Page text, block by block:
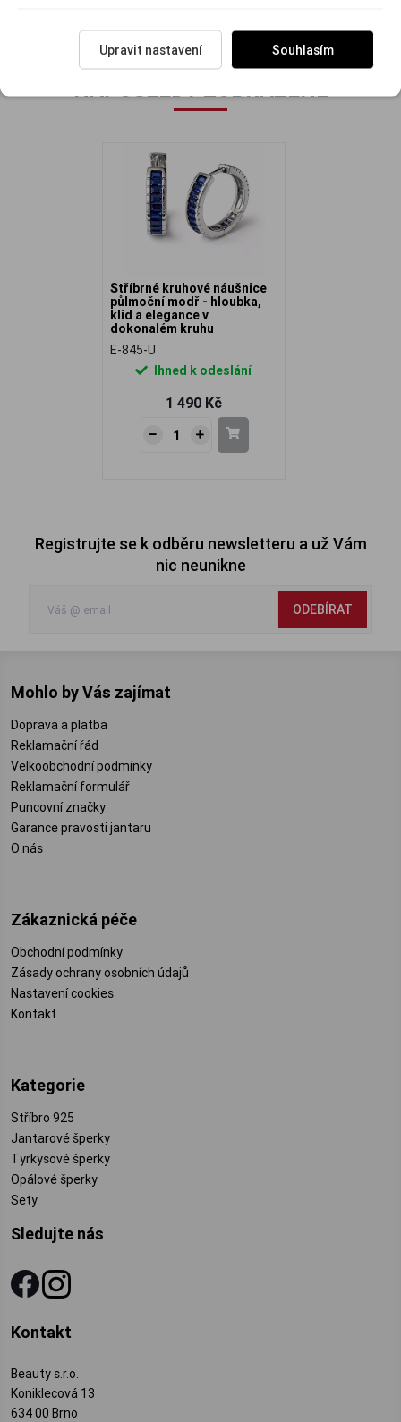
NAPOSLEDY ZOBRAZENÉ
Stříbrné kruhové náušnice
půlmoční modř - hloubka,
klid a elegance v
dokonalém kruhu
E-845-U
Ihned k odeslání
1 490 Kč
Registrujte se k odběru newsletteru a už Vám
nic neunikne
ODEBÍRAT
Mohlo by Vás zajímat
Doprava a platba
Reklamační řád
Velkoobchodní podmínky
Reklamační formulář
Puncovní značky
Garance pravosti jantaru
O nás
Zákaznická péče
Obchodní podmínky
Zásady ochrany osobních údajů
Nastavení cookies
Kontakt
Kategorie
Stříbro 925
Jantarové šperky
Tyrkysové šperky
Opálové šperky
Sety
Sledujte nás
Kontakt
Beauty s.r.o.
Koniklecová 13
634 00 Brno
Upravit nastavení Souhlasím